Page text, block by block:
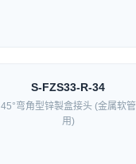
S-FZS33-R-34
45°弯角型锌製盒接头 (金属软管
用)